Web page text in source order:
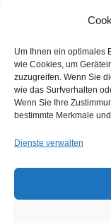
Um Ihnen ein optimales
wie Cookies, um
zuzugreifen. Wenn Sie
wie das Surfverhalten
Wenn Sie Ihre
bestimmte Merkmale
Dienste verwalten
10